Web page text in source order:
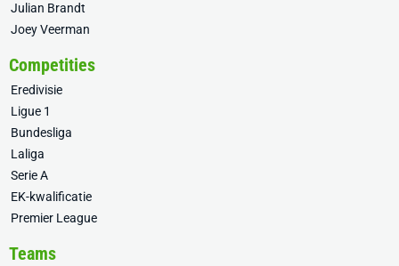
Julian Brandt
Joey Veerman
Competities
Eredivisie
Ligue 1
Bundesliga
Laliga
Serie A
EK-kwalificatie
Premier League
Teams